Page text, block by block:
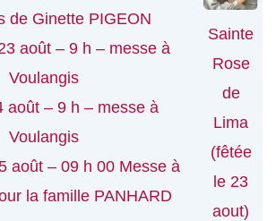
de Ginette PIGEON
août – 9 h – messe à
Voulangis
août – 9 h – messe à
Voulangis
août – 09 h 00 Messe à
la famille PANHARD
Sainte
Rose
de
Lima
(fêtée
le 23
aout)